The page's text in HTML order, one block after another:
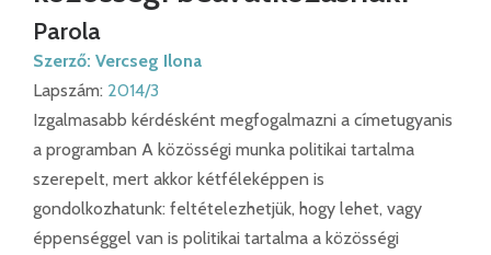
Parola
Szerző: Vercseg Ilona
Lapszám: 2014/3
Izgalmasabb kérdésként megfogalmazni a címetugyanis
a programban A közösségi munka politikai tartalma
szerepelt, mert akkor kétféleképpen is
gondolkozhatunk: feltételezhetjük, hogy lehet, vagy
éppenséggel van is politikai tartalma a közösségi